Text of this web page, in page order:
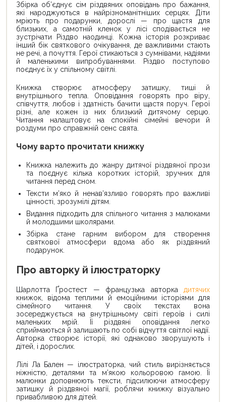
Збірка об’єднує сім різдвяних оповідань про бажання,
які народжуються в найрізноманітніших серцях. Діти
мріють про подарунки, дорослі — про щастя для
близьких, а самотній кленок у лісі сподівається не
зустрічати Різдво наодинці. Кожна історія розкриває
інший бік святкового очікування, де важливими стають
не речі, а почуття. Герої стикаються з сумнівами, надіями
й маленькими випробуваннями. Різдво поступово
поєднує їх у спільному світлі.
Книжка створює атмосферу затишку, тиші й
внутрішнього тепла. Оповідання говорять про віру,
співчуття, любов і здатність бачити щастя поруч. Герої
різні, але кожен із них близький дитячому серцю.
Читання налаштовує на спокійні сімейні вечори й
роздуми про справжній сенс свята.
Чому варто прочитати книжку
Книжка належить до жанру дитячої різдвяної прози
та поєднує кілька коротких історій, зручних для
читання перед сном.
Тексти м’яко й ненав’язливо говорять про важливі
цінності, зрозумілі дітям.
Видання підходить для спільного читання з малюками
й молодшими школярами.
Збірка стане гарним вибором для створення
святкової атмосфери вдома або як різдвяний
подарунок.
Про авторку й ілюстраторку
Шарлотта Ґростест — французька авторка дитячих
книжок, відома теплими й емоційними історіями для
сімейного читання. У своїх текстах вона
зосереджується на внутрішньому світі героїв і силі
маленьких мрій. Її різдвяні оповідання легко
сприймаються й залишають по собі відчуття світлої надії.
Авторка створює історії, які однаково зворушують і
дітей, і дорослих.
Лілі Ла Бален — ілюстраторка, чий стиль вирізняється
ніжністю, деталями та м’якою кольоровою гамою. Її
малюнки доповнюють тексти, підсилюючи атмосферу
затишку й різдвяної магії, роблячи книжку візуально
привабливою для дітей.